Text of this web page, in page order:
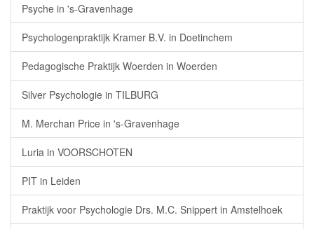
Psyche in 's-Gravenhage
Psychologenpraktijk Kramer B.V. in Doetinchem
Pedagogische Praktijk Woerden in Woerden
Silver Psychologie in TILBURG
M. Merchan Price in 's-Gravenhage
Luria in VOORSCHOTEN
PIT in Leiden
Praktijk voor Psychologie Drs. M.C. Snippert in Amstelhoek